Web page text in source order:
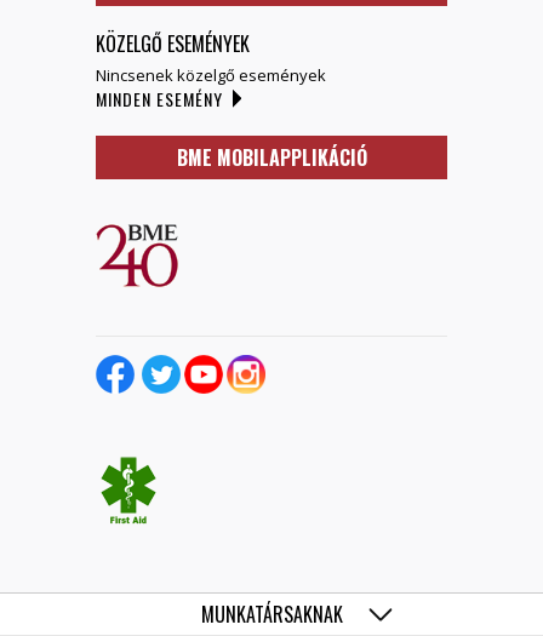
KÖZELGŐ ESEMÉNYEK
Nincsenek közelgő események
MINDEN ESEMÉNY
BME MOBILAPPLIKÁCIÓ
MUNKATÁRSAKNAK